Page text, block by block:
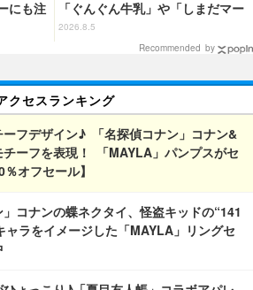
にも注
「ぐんぐん牛乳」や「しまだマー
ト」デザインのグッズも!? ロー
ソン限定グッズが登場！
2026.8.5
Recommended by
クセスランキング
ーフデザイン♪ 「名探偵コナン」コナン&
チーフを表現！ 「MAYLA」パンプスがセ
オフセール】
」コナンの蝶ネクタイ、怪盗キッドの“141
ャラをイメージした「MAYLA」リングセ